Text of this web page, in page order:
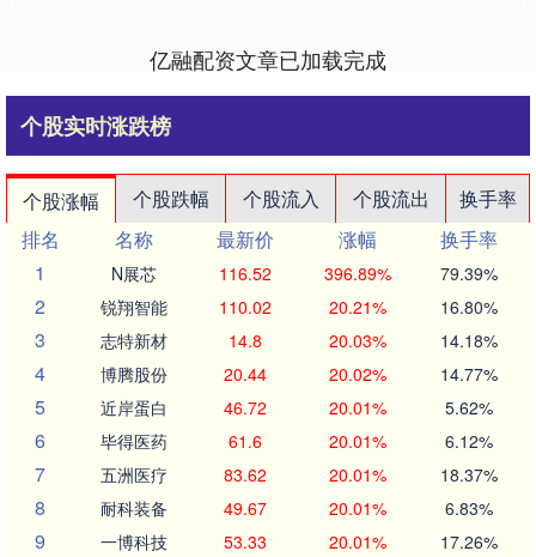
亿融配资文章已加载完成
个股实时涨跌榜
个股涨幅 个股跌幅 个股流入 个股流出
换手率
排名
名称 最新价 涨幅
换手率
1
N展芯 116.52 396.89% 79.39%
2 锐翔智能 110.02 20.21% 16.80%
3 志特新材 14.8 20.03% 14.18%
4 博腾股份 20.44 20.02% 14.77%
5 近岸蛋白 46.72 20.01% 5.62%
6 毕得医药 61.6 20.01% 6.12%
7 五洲医疗 83.62 20.01% 18.37%
8 耐科装备 49.67 20.01% 6.83%
9 一博科技 53.33 20.01% 17.26%